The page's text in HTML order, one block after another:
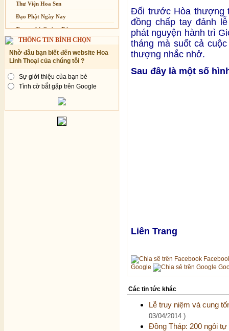
Thư Viện Hoa Sen
Đạo Phật Ngày Nay
Trang nhà Quảng Đức
Báo Giác Ngộ
Vesak 2014
THÔNG TIN BÌNH CHỌN
Nhờ đâu bạn biết đến website Hoa
Linh Thoại của chúng tôi ?
Sự giới thiệu của bạn bè
Tình cờ bắt gặp trên Google
Đối trước Hòa thượng
đồng chấp tay đảnh
phát nguyện hành trì
tháng mà suốt cả
thượng nhắc nhở.
Sau đây là một số
Liên Trang
Google
Các tin tức khác
Lễ truy niệm và cung
03/04/2014 )
Đồng Tháp: 200 ngôi